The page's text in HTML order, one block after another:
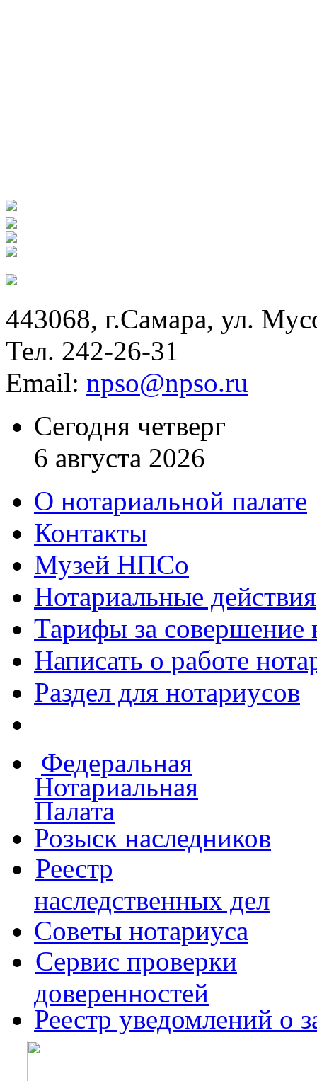
443068, г.Самара, ул.
Тел. 242-26-31
Email: npso@npso.ru
Сегодня четверг
6 августа 2026
О нотариальной палате
Контакты
Музей НПСо
Нотариальные действия
Тарифы за совершение
Написать о работе
Раздел для нотариусов
Федеральная
Нотариальная
Палата
Розыск наследников
Реестр
наследственных дел
Советы нотариуса
Сервис проверки
доверенностей
Реестр уведомлений о